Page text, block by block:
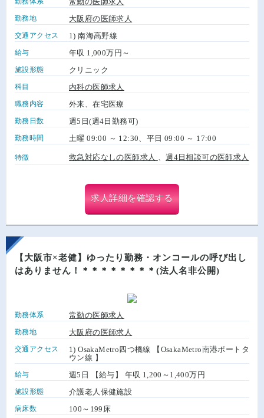
勤務地 大阪府の医師求人
交通アクセス 1) 南海高野線
給与 年収 1,000万円～
施設形態 クリニック
科目 内科の医師求人
職務内容 外来、在宅医療
勤務日数 週5日(週4日勤務可)
勤務時間 土曜 09:00 ～ 12:30、平日 09:00 ～ 17:00
特徴 救急対応なしの医師求人 、週4日相談可の医師求人
求人詳細を確認する
【大阪市×老健】ゆったり勤務・オンコールの呼び出し
はありません！＊＊＊＊＊＊＊＊(法人名非公開)
勤務体系 常勤の医師求人
勤務地 大阪府の医師求人
交通アクセス
1) OsakaMetro四つ橋線 【OsakaMetro南港ポートタ
ウン線 】
給与 週5日 【給与】 年収 1,200～1,400万円
施設形態 介護老人保健施設
病床数 100～199床